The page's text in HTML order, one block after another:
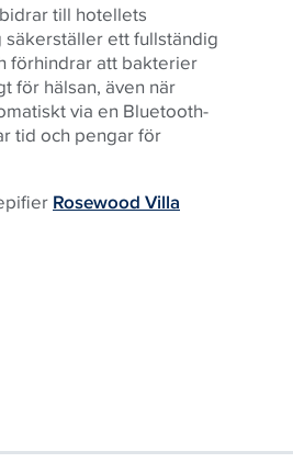
till hotellets
ett fullständig
förhindrar att bakterier
för hälsan, även när
via en Bluetooth-
tid och pengar för
Rosewood Villa